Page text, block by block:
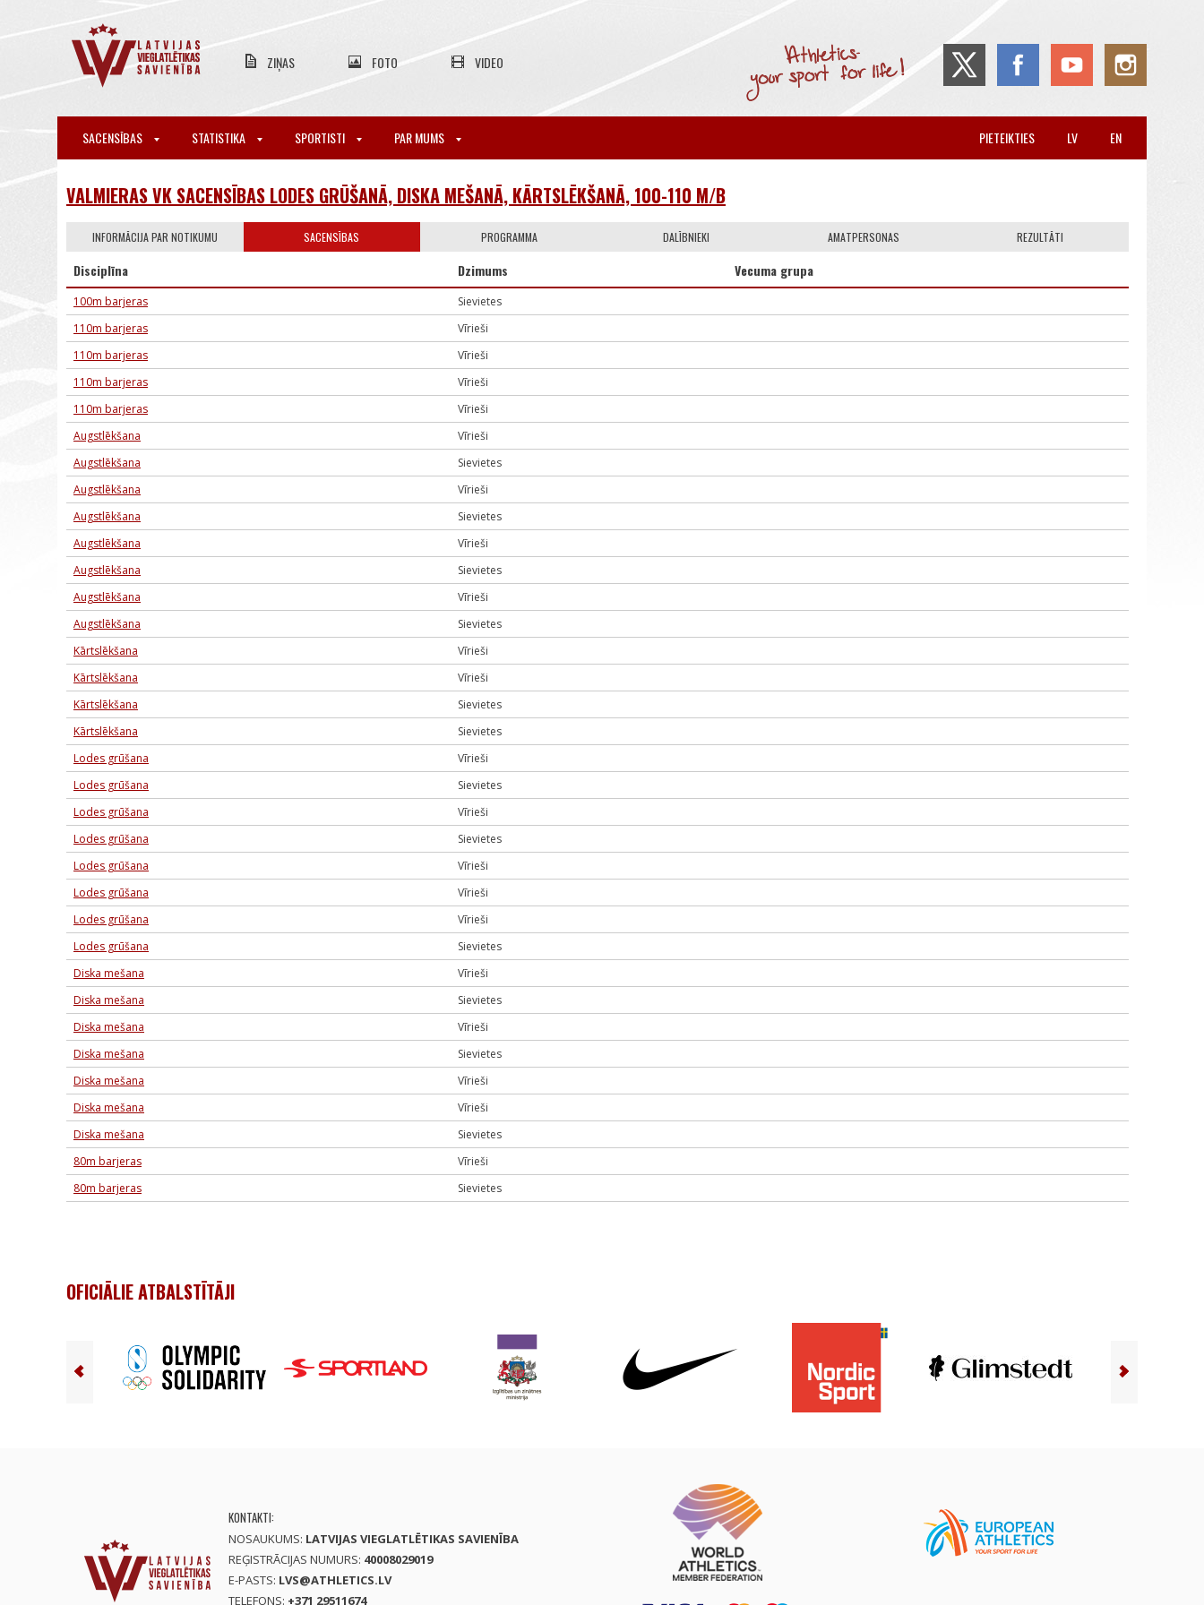
ZIŅAS FOTO VIDEO
SACENSĪBAS STATISTIKA SPORTISTI PAR MUMS EN
LV
PIETEIKTIES
VALMIERAS VK SACENSĪBAS LODES GRŪŠANĀ, DISKA MEŠANĀ, KĀRTSLĒKŠANĀ, 100-110 M/B
INFORMĀCIJA PAR NOTIKUMU SACENSĪBAS PROGRAMMA DALĪBNIEKI AMATPERSONAS REZULTĀTI
Disciplīna Dzimums Vecuma grupa
100m barjeras
Sievietes
110m barjeras
Vīrieši
110m barjeras
Vīrieši
110m barjeras
Vīrieši
110m barjeras
Vīrieši
Augstlēkšana
Vīrieši
Augstlēkšana
Sievietes
Augstlēkšana
Vīrieši
Augstlēkšana
Sievietes
Augstlēkšana
Vīrieši
Augstlēkšana
Sievietes
Augstlēkšana
Vīrieši
Augstlēkšana
Sievietes
Kārtslēkšana
Vīrieši
Kārtslēkšana
Vīrieši
Kārtslēkšana
Sievietes
Kārtslēkšana
Sievietes
Lodes grūšana
Vīrieši
Lodes grūšana
Sievietes
Lodes grūšana
Vīrieši
Lodes grūšana
Sievietes
Lodes grūšana
Vīrieši
Lodes grūšana
Vīrieši
Lodes grūšana
Vīrieši
Lodes grūšana
Sievietes
Diska mešana
Vīrieši
Diska mešana
Sievietes
Diska mešana
Vīrieši
Diska mešana
Sievietes
Diska mešana
Vīrieši
Diska mešana
Vīrieši
Diska mešana
Sievietes
80m barjeras
Vīrieši
80m barjeras
Sievietes
OFICIĀLIE ATBALSTĪTĀJI
KONTAKTI:
NOSAUKUMS: LATVIJAS VIEGLATLĒTIKAS SAVIENĪBA
REĢISTRĀCIJAS NUMURS: 40008029019
E-PASTS: LVS@ATHLETICS.LV
TELEFONS: +371 29511674